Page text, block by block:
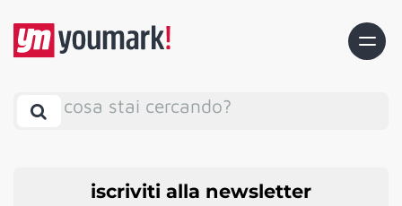
cosa stai cercando?
iscriviti alla newsletter